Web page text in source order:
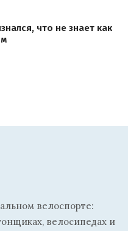
что не знает как
велоспорте:
велосипедах и